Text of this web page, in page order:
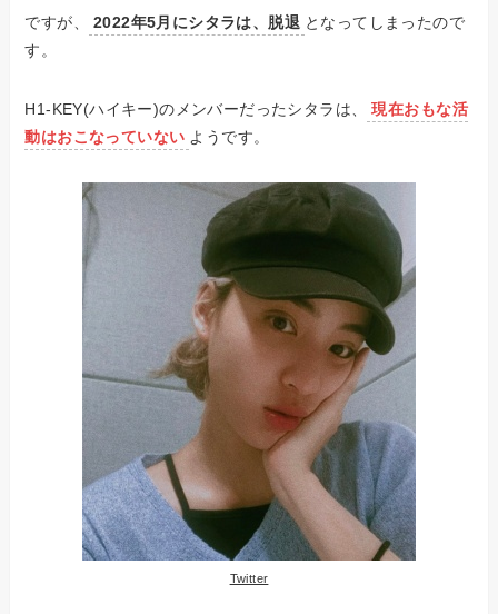
ですが、 2022年5月にシタラは、脱退 となってしまったので
す。
H1-KEY(ハイキー)のメンバーだったシタラは、
現在おもな活
動はおこなっていない ようです。
Twitter